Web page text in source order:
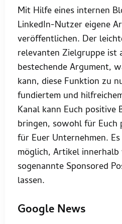
Mit Hilfe eines internen
LinkedIn-Nutzer eigene
veröffentlichen. Der
relevanten Zielgruppe ist
bestechende Argument,
kann, diese Funktion zu
fundiertem und
Kanal kann Euch positive
bringen, sowohl für Euch
für Euer Unternehmen.
möglich, Artikel
sogenannte Sponsored
lassen.
Google News